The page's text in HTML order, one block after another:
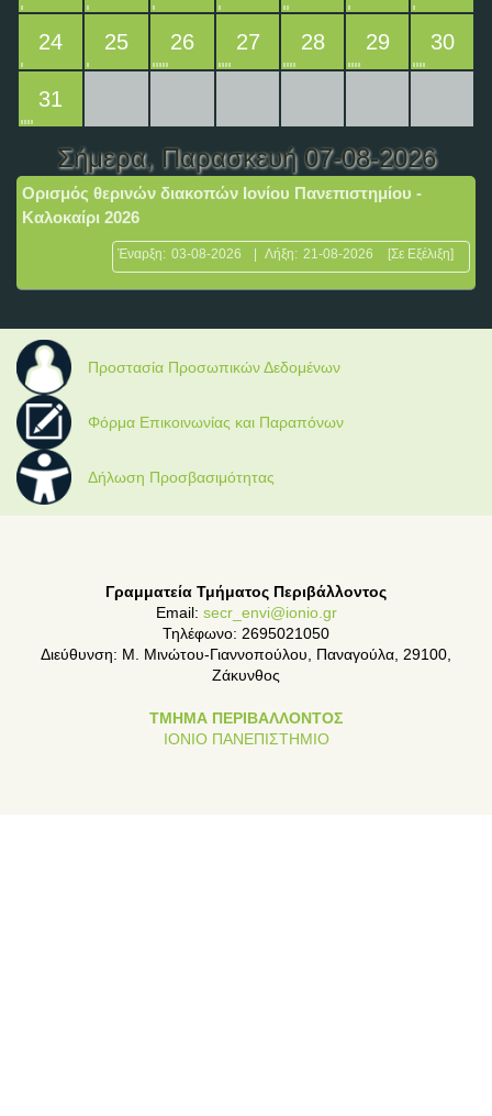
24 25 26 27 28 29 30
31
Σήμερα, Παρασκευή 07-08-2026
Ορισμός θερινών διακοπών Ιονίου Πανεπιστημίου -
Καλοκαίρι 2026
Έναρξη: 03-08-2026 Λήξη: 21-08-2026 [Σε Εξέλιξη]
Προστασία Προσωπικών Δεδομένων
Φόρμα Επικοινωνίας και Παραπόνων
Δήλωση Προσβασιμότητας
Γραμματεία Τμήματος Περιβάλλοντος
Email: secr_envi@ionio.gr
Τηλέφωνο: 2695021050
Διεύθυνση: Μ. Μινώτου-Γιαννοπούλου, Παναγούλα, 29100,
Ζάκυνθος
ΤΜΗΜΑ ΠΕΡΙΒΑΛΛΟΝΤΟΣ
ΙΟΝΙΟ ΠΑΝΕΠΙΣΤΗΜΙΟ